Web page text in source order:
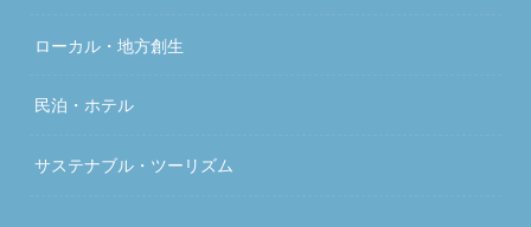
ローカル・地方創生
民泊・ホテル
サステナブル・ツーリズム